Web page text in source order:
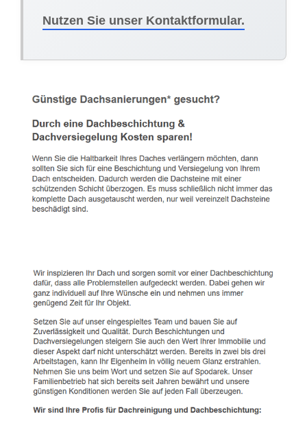
Nutzen Sie unser Kontaktformular.